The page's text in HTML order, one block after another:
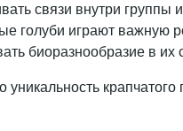
связи внутри группы
голуби играют важную
биоразнообразие в их